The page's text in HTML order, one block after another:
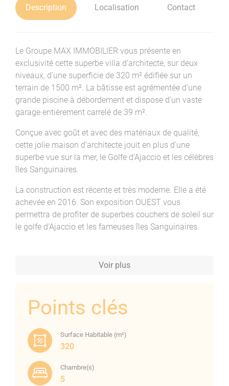
Description Localisation Contact
Le Groupe MAX IMMOBILIER vous présente en
exclusivité cette superbe villa d’architecte, sur deux
niveaux, d’une superficie de 320 m² édifiée sur un
terrain de 1500 m². La bâtisse est agrémentée d’une
grande piscine à débordement et dispose d’un vaste
garage entièrement carrelé de 39 m².
Conçue avec goût et avec des matériaux de qualité,
cette jolie maison d’architecte jouit en plus d’une
superbe vue sur la mer, le Golfe d’Ajaccio et les célèbres
îles Sanguinaires.
La construction est récente et très moderne. Elle a été
achevée en 2016. Son exposition OUEST vous
permettra de profiter de superbes couchers de soleil sur
le golfe d’Ajaccio et les fameuses îles Sanguinaires.
Voir plus
Points clés
Surface Habitable (m²)
320
Chambre(s)
5